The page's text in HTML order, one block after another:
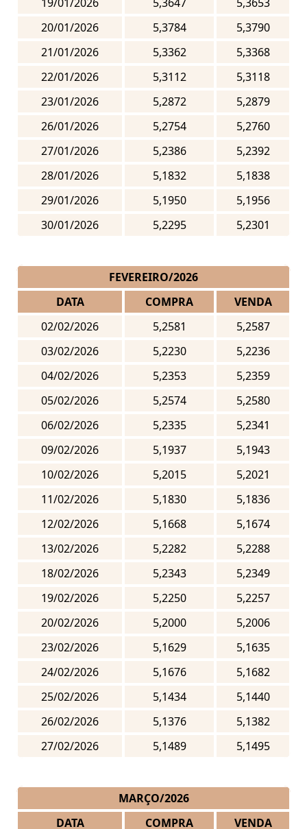
20/01/2026
5,3784
5,3790
21/01/2026
5,3362
5,3368
22/01/2026
5,3112
5,3118
23/01/2026
5,2872
5,2879
26/01/2026
5,2754
5,2760
27/01/2026
5,2386
5,2392
28/01/2026
5,1832
5,1838
29/01/2026
5,1950
5,1956
30/01/2026
5,2295 5,2301
FEVEREIRO/2026
DATA
COMPRA
VENDA
02/02/2026
5,2581
5,2587
03/02/2026
5,2230
5,2236
04/02/2026
5,2353
5,2359
05/02/2026
5,2574
5,2580
06/02/2026
5,2335
5,2341
09/02/2026
5,1937
5,1943
10/02/2026
5,2015
5,2021
11/02/2026
5,1830
5,1836
12/02/2026
5,1668
5,1674
13/02/2026
5,2282
5,2288
18/02/2026
5,2343
5,2349
19/02/2026
5,2250
5,2257
20/02/2026
5,2000
5,2006
23/02/2026
5,1629
5,1635
24/02/2026
5,1676
5,1682
25/02/2026
5,1434
5,1440
26/02/2026
5,1376
5,1382
27/02/2026
5,1489 5,1495
MARÇO/2026
DATA
COMPRA VENDA